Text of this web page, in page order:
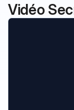
Vidéo